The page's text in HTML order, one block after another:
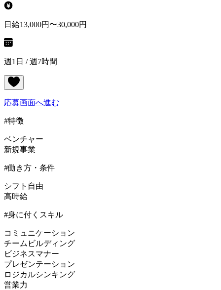
日給13,000円〜30,000円
週1日 / 週7時間
応募画面へ進む
#特徴
ベンチャー
新規事業
#働き方・条件
シフト自由
高時給
#身に付くスキル
コミュニケーション
チームビルディング
ビジネスマナー
プレゼンテーション
ロジカルシンキング
営業力